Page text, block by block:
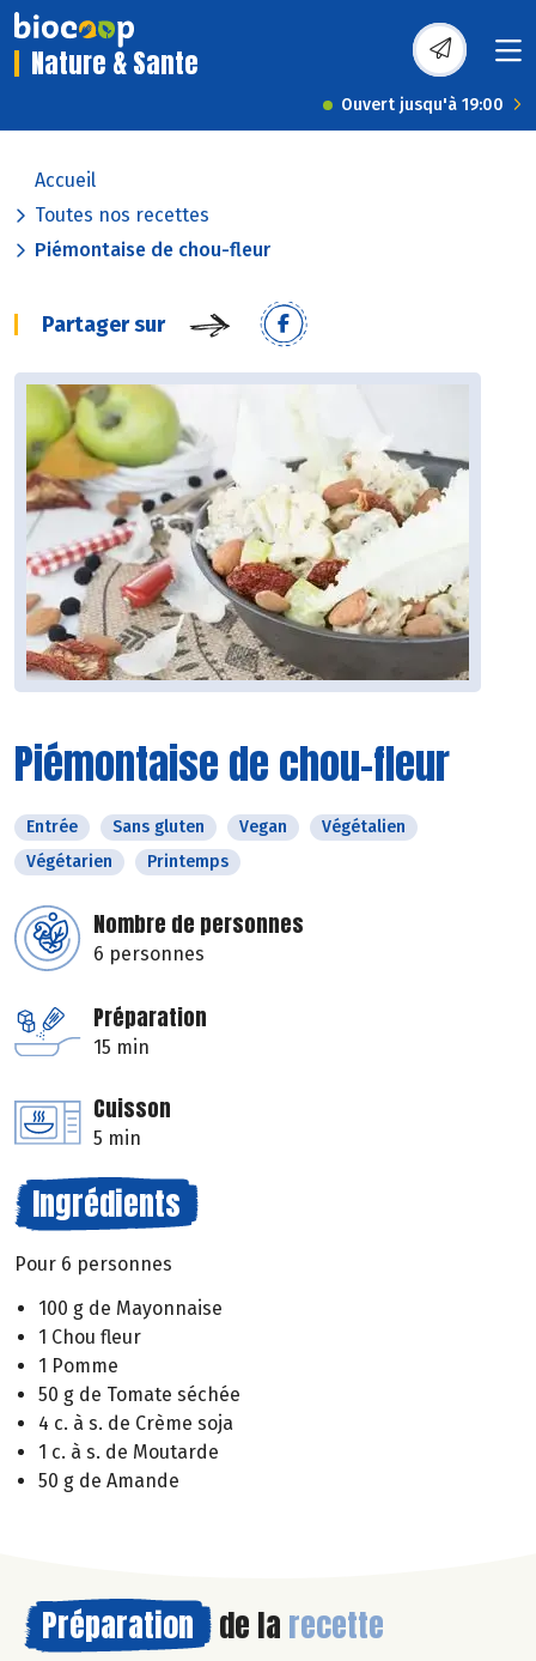
Nature & Sante
Ouvert jusqu'à 19:00
Accueil
Toutes nos recettes
Piémontaise de chou-fleur
Partager sur
Piémontaise de chou-fleur
Entrée Sans gluten Vegan
Végétalien
Végétarien
Printemps
Nombre de personnes
6 personnes
Préparation
15 min
Cuisson
5 min
Ingrédients
Pour 6 personnes
100 g de Mayonnaise
1 Chou fleur
1 Pomme
50 g de Tomate séchée
4 c. à s. de Crème soja
1 c. à s. de Moutarde
50 g de Amande
Préparation de la recette